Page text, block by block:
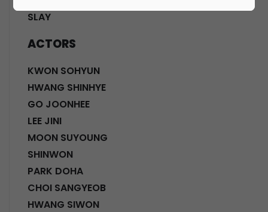
SLAY
ACTORS
KWON SOHYUN
HWANG SHINHYE
GO JOONHEE
LEE JINI
MOON SUYOUNG
SHINWON
PARK DOHA
CHOI SANGYEOB
HWANG SIWON